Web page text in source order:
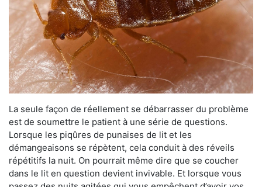
La seule façon de réellement se débarrasser du problème
est de soumettre le patient à une série de questions.
Lorsque les piqûres de punaises de lit et les
démangeaisons se répètent, cela conduit à des réveils
répétitifs la nuit. On pourrait même dire que se coucher
dans le lit en question devient invivable. Et lorsque vous